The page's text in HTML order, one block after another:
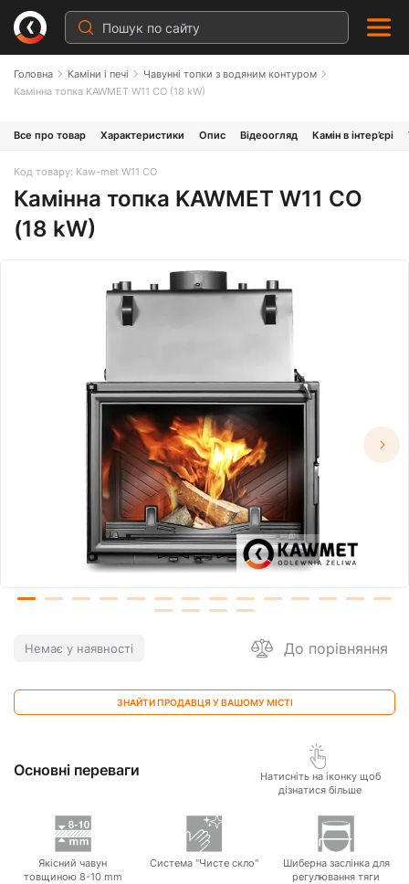
Головна Каміни і печі
Чавунні топки з водяним контуром
Камінна топка KAWMET W11 CO (18 kW)
Все про товар Характеристики Опис Відеоогляд Камін в інтер’єрі
Код товару: Kaw-met W11 CO
Камінна топка KAWMET W11 CO
(18 kW)
Немає у наявності До порівняння
ЗНАЙТИ ПРОДАВЦЯ У ВАШОМУ МІСТІ
Основні переваги
Натисніть на іконку щоб
дізнатися більше
Якісний чавун
товщиною 8-10 mm
Система "Чисте скло"
Шиберна заслінка для
регулювання тяги